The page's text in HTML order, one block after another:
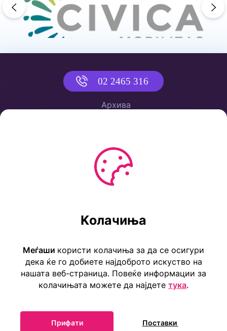
previous
02 2465 316
Архива
Тел: ++389 2 2465 316
Kолачиња
Меѓаши користи колачиња за да се осигури
дека ќе го добиете најдоброто искуство на
нашата веб-страница. Повеќе информации за
колачињата можете да најдете тука.
Прифати Поставки